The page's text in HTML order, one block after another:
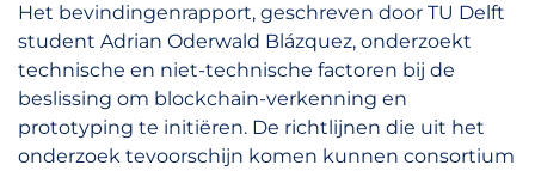
Het bevindingenrapport, geschreven door TU Delft
student Adrian Oderwald Blázquez, onderzoekt
technische en niet-technische factoren bij de
beslissing om blockchain-verkenning en
prototyping te initiëren. De richtlijnen die uit het
onderzoek tevoorschijn komen kunnen consortium